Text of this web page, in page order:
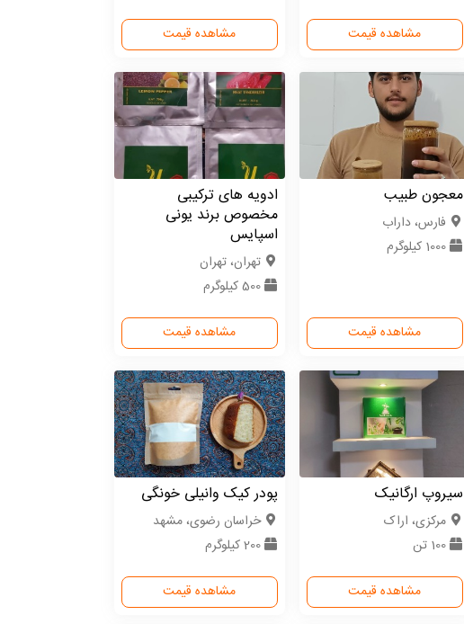
مشاهده قیمت مشاهده قیمت
معجون طبیب
فارس، داراب
1000 کیلوگرم
مشاهده قیمت
ادویه های ترکیبی
مخصوص برند یونی
اسپایس
تهران، تهران
500 کیلوگرم
مشاهده قیمت
سیروپ ارگانیک
مركزی، اراک
100 تن
مشاهده قیمت
پودر کیک وانیلی خونگی
خراسان رضوی، مشهد
200 کیلوگرم
مشاهده قیمت